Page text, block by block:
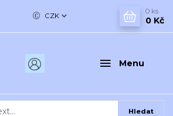
Menu
CZK
Hledat
0 ks
0 Kč